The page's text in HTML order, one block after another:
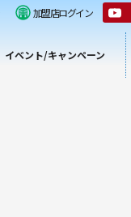
加盟店ログイン
イベント/キャンペーン